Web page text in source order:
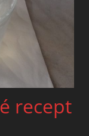
recept